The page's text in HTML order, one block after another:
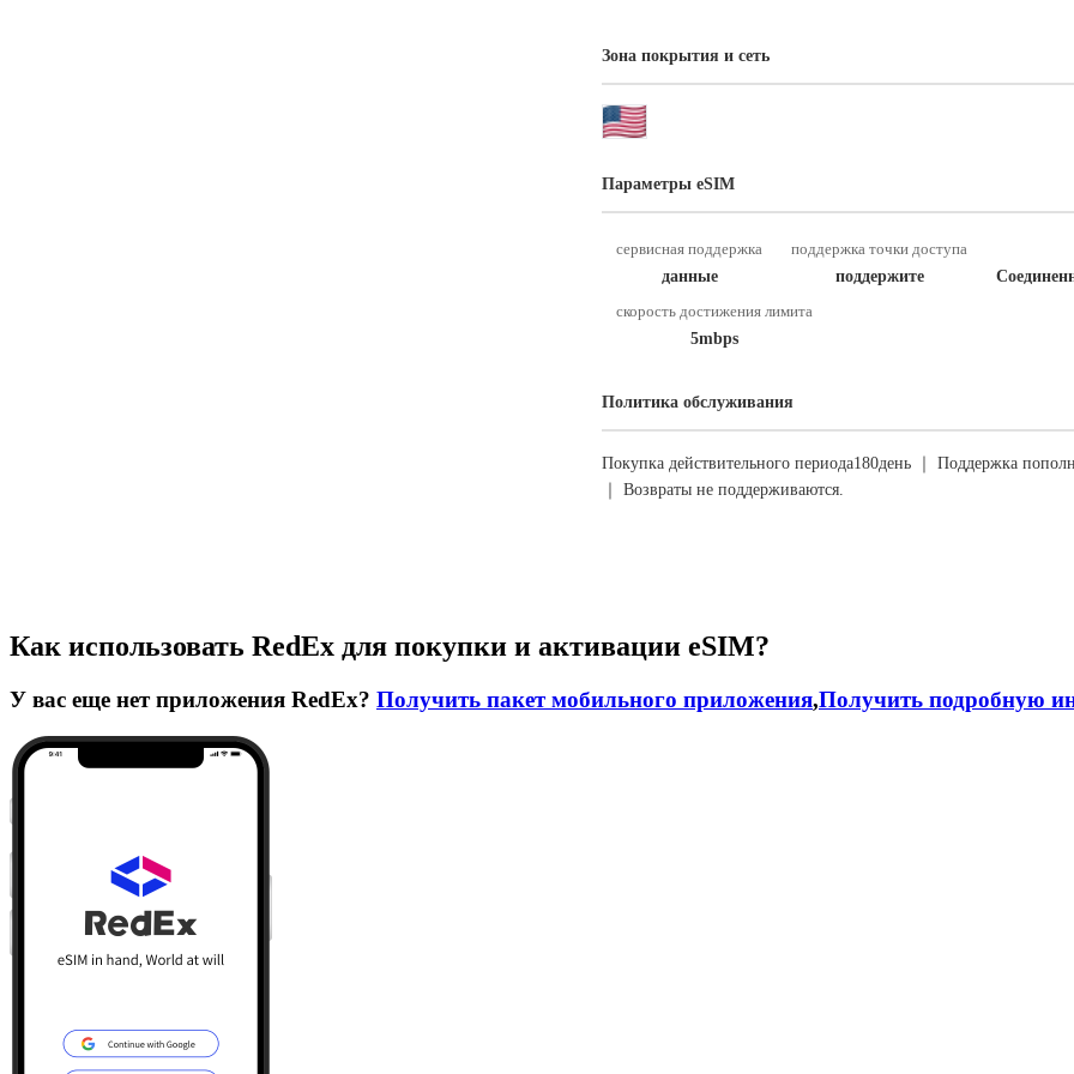
Зона покрытия и сеть
Параметры eSIM
сервисная поддержка
данные
поддержка точки доступа
поддержите
скорость достижения лимита
5mbps
Политика обслуживания
Покупка действительного периода180день ｜ Поддержка
｜ Возвраты не поддерживаются.
Как использовать RedEx для покупки и активации eSIM?
У вас еще нет приложения RedEx? Получить пакет мобильного приложения,Получить подробную